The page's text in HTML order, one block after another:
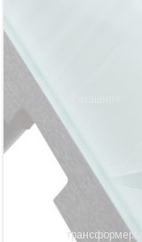
трансформеры